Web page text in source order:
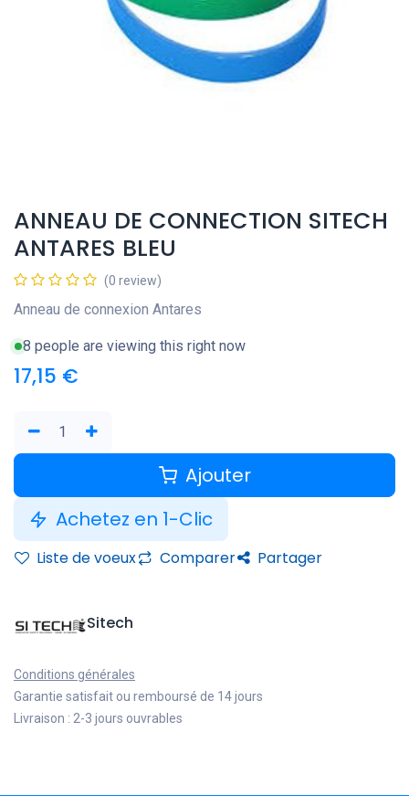
ANNEAU DE CONNECTION SITECH
ANTARES BLEU
(0 review)
Anneau de connexion Antares
8 people are viewing this right now
17,15 €
Ajouter
Achetez en 1-Clic
Liste de voeux Comparer Partager
Sitech
Conditions générales
Garantie satisfait ou remboursé de 14 jours
Livraison : 2-3 jours ouvrables